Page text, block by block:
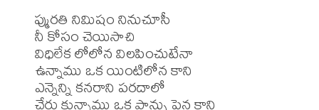
ప్మురతి నిమిషం నినుచూసీ
నీ కోసం చెయిసాచి
విధిలేక లోలోన విలపించుటేనా
ఉన్నాము ఒక యింటిలోన కాని
ఎన్నెన్ని కనరాని పరదాలో
చేరు కున్నాము ఒక పాన్పు పైన కాని